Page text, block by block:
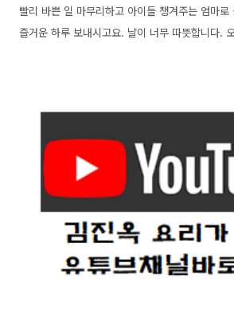
빨리 바쁜 일 마무리하고 아이들 챙겨주는 엄마로
즐거운 하루 보내시고요. 날이 너무 따뜻합니다.